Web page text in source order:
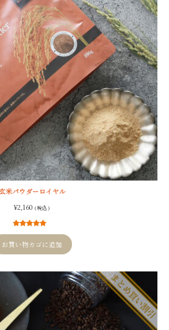
米パウダーロイヤル
¥2,160 ( 税込 )
4
件の利用者
評価に基づ
く5段階評価
のうち、5.00
お買い物カゴに追加